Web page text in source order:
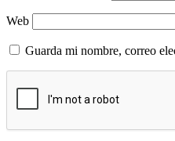
Web
Guarda mi nombre, correo